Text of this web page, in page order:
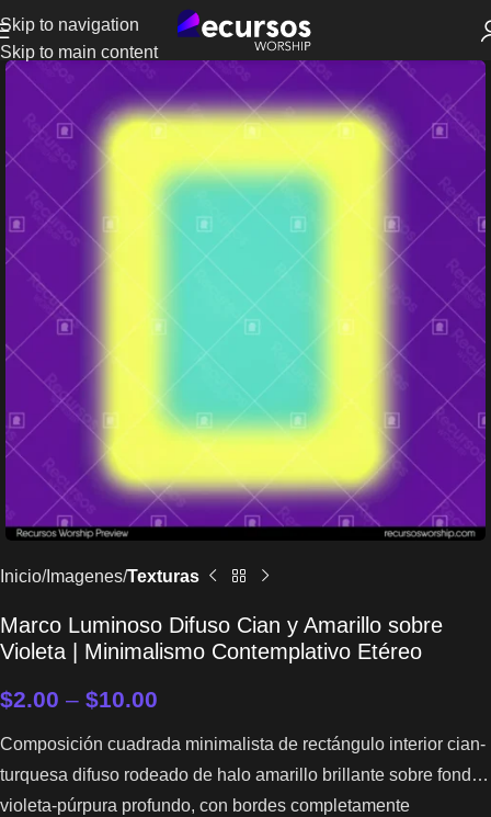
Skip to navigation
Skip to main content
Inicio Imagenes Texturas
Marco Luminoso Difuso Cian y Amarillo sobre
Violeta | Minimalismo Contemplativo Etéreo
$2.00 – $10.00
Composición cuadrada minimalista de rectángulo interior cian-
turquesa difuso rodeado de halo amarillo brillante sobre fondo
violeta-púrpura profundo, con bordes completamente